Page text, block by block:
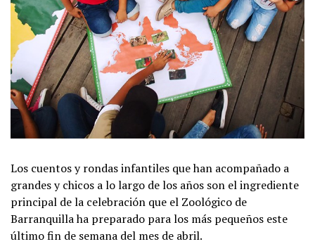
Los cuentos y rondas infantiles que han acompañado a
grandes y chicos a lo largo de los años son el ingrediente
principal de la celebración que el Zoológico de
Barranquilla ha preparado para los más pequeños este
último fin de semana del mes de abril.